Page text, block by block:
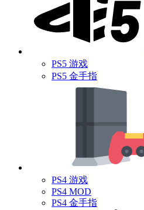
PS5 游戏
PS5 金手指
PS4 游戏
PS4 MOD
PS4 金手指